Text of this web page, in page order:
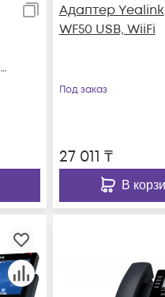
Адаптер Yealink
WF50 USB, WiiFi
Под заказ
27 011 ₸
В